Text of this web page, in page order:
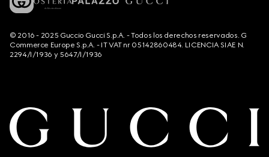
© 2016 - 2025 Guccio Gucci S.p.A. - Todos los derechos reservados. G
Commerce Europe S.p.A. - IT VAT nr 05142860484. LICENCIA SIAE N.
2294/I/1936 y 5647/I/1936